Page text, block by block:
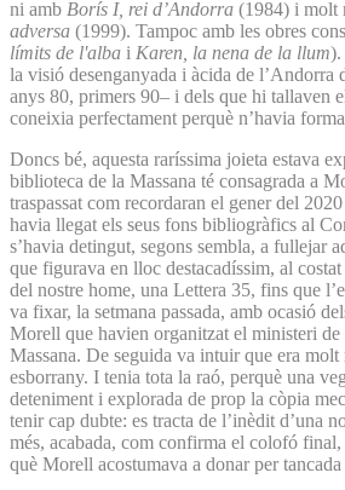
ni amb Borís I, rei d’Andorra (1984) i molt
adversa (1999). Tampoc amb les obres
límits de l'alba i Karen, la nena de la llum).
la visió desenganyada i àcida de l’Andorra
anys 80, primers 90– i dels que hi tallaven
coneixia perfectament perquè n’havia
Doncs bé, aquesta raríssima joieta estava
biblioteca de la Massana té consagrada a
traspassat com recordaran el gener del
havia llegat els seus fons bibliogràfics al
s’havia detingut, segons sembla, a fullejar
que figurava en lloc destacadíssim, al
del nostre home, una Lettera 35, fins que
va fixar, la setmana passada, amb ocasió
Morell que havien organitzat el ministeri
Massana. De seguida va intuir que era molt
esborrany. I tenia tota la raó, perquè una
deteniment i explorada de prop la còpia
tenir cap dubte: es tracta de l’inèdit d’una
més, acabada, com confirma el colofó
què Morell acostumava a donar per